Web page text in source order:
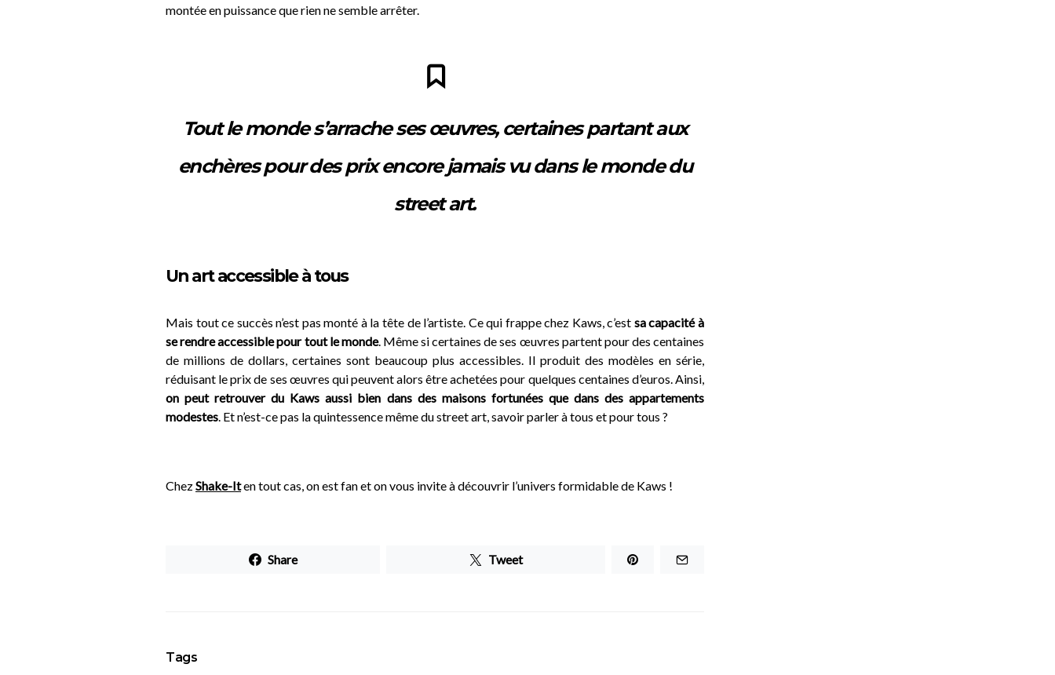
montée en puissance que rien ne semble arrêter.
Tout le monde s’arrache ses œuvres, certaines partant aux
enchères pour des prix encore jamais vu dans le monde du
street art.
Un art accessible à tous
Mais tout ce succès n’est pas monté à la tête de l’artiste. Ce qui frappe chez Kaws, c’est sa capacité à
se rendre accessible pour tout le monde. Même si certaines de ses œuvres partent pour des centaines
de millions de dollars, certaines sont beaucoup plus accessibles. Il produit des modèles en série,
réduisant le prix de ses œuvres qui peuvent alors être achetées pour quelques centaines d’euros. Ainsi,
on peut retrouver du Kaws aussi bien dans des maisons fortunées que dans des appartements
modestes. Et n’est-ce pas la quintessence même du street art, savoir parler à tous et pour tous ?
ChezShake-Iten tout cas, on est fan et on vous invite à découvrir l’univers formidable de Kaws !
Share Tweet
Tags